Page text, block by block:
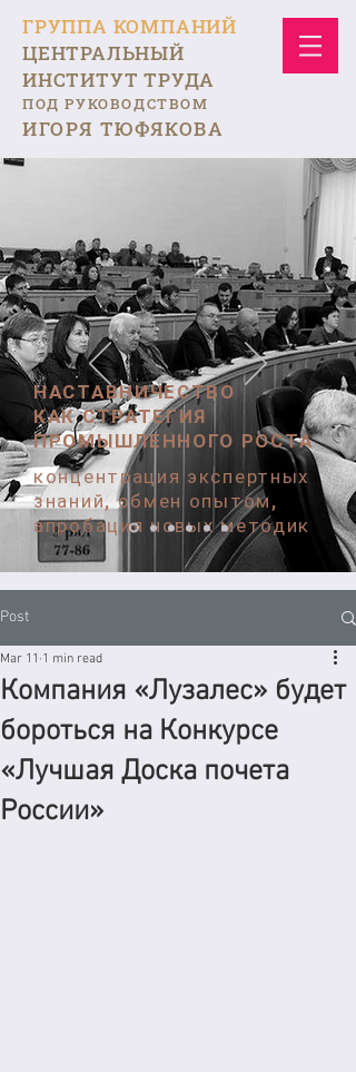
ГРУППА КОМПАНИЙ
ЦЕНТРАЛЬНЫЙ
ИНСТИТУТ ТРУДА
ПОД РУКОВОДСТВОМ
ИГОРЯ ТЮФЯКОВА
НАСТАВНИЧЕСТВО
КАК СТРАТЕГИЯ
ПРОМЫШЛЕННОГО РОСТА
концентрация экспертных
знаний, обмен опытом,
апробация новых методик
Post
Компания «Лузалес» будет
бороться на Конкурсе
«Лучшая Доска почета
России»
Mar 11 1 min read